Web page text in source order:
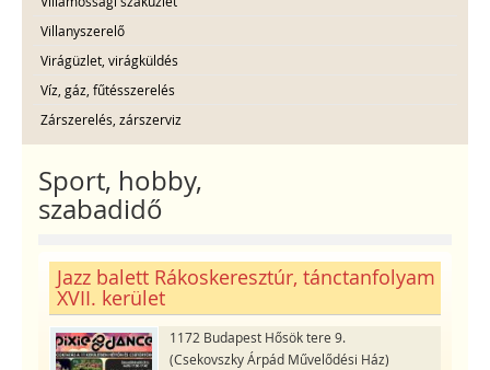
Villanyszerelő
Virágüzlet, virágküldés
Víz, gáz, fűtésszerelés
Zárszerelés, zárszerviz
Sport, hobby,
szabadidő
Jazz balett Rákoskeresztúr, tánctanfolyam
XVII. kerület
1172 Budapest Hősök tere 9.
(Csekovszky Árpád Művelődési Ház)